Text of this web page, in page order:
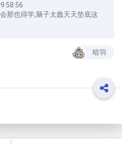
那也得学,脑子太蠢天天垫底这
暗羽